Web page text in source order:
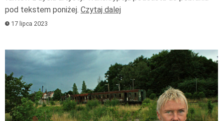
pod tekstem poniżej. Czytaj dalej
17 lipca 2023
Odtwarzacz
plików
dźwiękowych